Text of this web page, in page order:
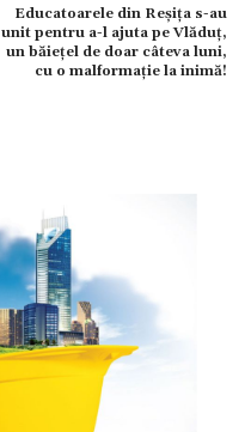
Educatoarele din Reșița s-au
unit pentru a-l ajuta pe Vlăduț,
un băiețel de doar câteva luni,
cu o malformație la inimă!